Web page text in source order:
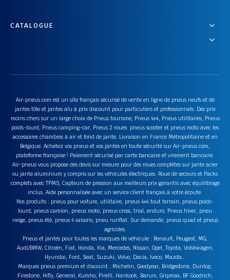
CATALOGUE
Air-pneus.com est un site français sécurisé de vente en ligne de pneus neufs et de
jantes tôle et jantes alu à prix discount pour particuliers et professionnels. Des prix
moins chers sur un large choix de Pneus tourisme, Pneus 4x4, Pneus utilitaires, Pneus
poids-lourd, Pneus camping-car, Pneus 2 roues: pneus scooter et pneus moto avec les
accessoires chambres à air et fond de jante. Livraison en France Métropolitaine et en
Belgique. Achetez vos pneus et vos jantes en toute sécurité sur Air-pneus.com,
plateforme française ! Paiement sécurisé par carte bancaire et virement bancaire.
Air-pneus vous propose des devis sur mesure pour des roues complètes sur jante acier
ou jante aluminium y compris sur les véhicules électriques. Roue de secours et Packs
complets avec TPMS, Capteurs de pression aux meilleurs prix garantis avec équilibrage
inclus. Aide personnalisée avec un service client français à votre écoute.
Nos produits : pneus pour voiture, utilitaire, pneus 4x4 tout terrain, pneus poids-
lourd, pneus camion, pneus moto, pneus cross, trial, enduro. Pneus hiver, pneu
neige, pneus été, pneus 4 saisons, pneu runflat. Sur demande, pneus quad et pneus
agricoles.
Pneus et jantes pour toutes les marques de véhicule : Renault, Peugeot, MG,
Audi/BMW, Citroën, Fiat, Honda, Kia, Mercedes, Nissan, Opel, Toyota, Volskwagen,
Hyundai, Ford, Seat, Suzuki, Volvo, Dacia, Iveco, Mazda…
Marques pneus premium et discount : Michelin, Goodyear, Bridgestone, Dunlop,
Firestone, Hifly, General, Kumho, Pirelli, Hankook, Barum, Gripmax, BF Goodrich,